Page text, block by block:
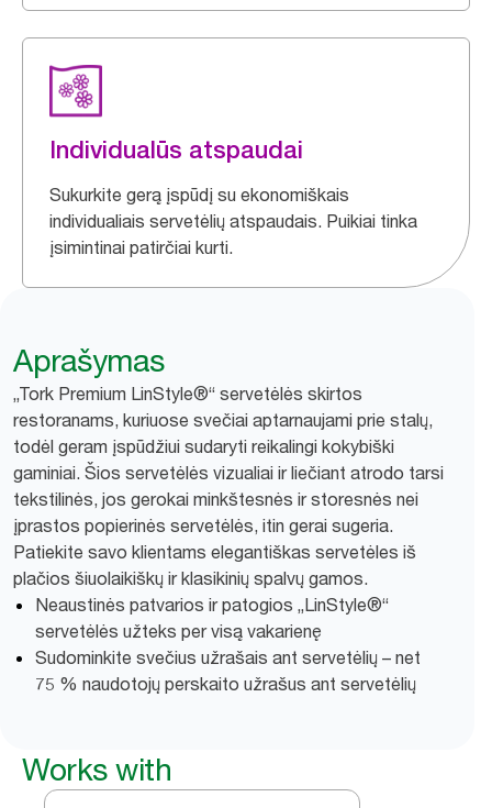
Individualūs atspaudai
Sukurkite gerą įspūdį su ekonomiškais
individualiais servetėlių atspaudais. Puikiai tinka
įsimintinai patirčiai kurti.
Aprašymas
„Tork Premium LinStyle®“ servetėlės skirtos
restoranams, kuriuose svečiai aptarnaujami prie stalų,
todėl geram įspūdžiui sudaryti reikalingi kokybiški
gaminiai. Šios servetėlės vizualiai ir liečiant atrodo tarsi
tekstilinės, jos gerokai minkštesnės ir storesnės nei
įprastos popierinės servetėlės, itin gerai sugeria.
Patiekite savo klientams elegantiškas servetėles iš
plačios šiuolaikiškų ir klasikinių spalvų gamos.
Neaustinės patvarios ir patogios „LinStyle®“
servetėlės užteks per visą vakarienę
Sudominkite svečius užrašais ant servetėlių – net
75 % naudotojų perskaito užrašus ant servetėlių
Works with